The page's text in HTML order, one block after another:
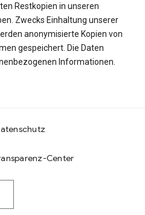
Restkopien in unseren
Zwecks Einhaltung unserer
anonymisierte Kopien von
gespeichert. Die Daten
Informationen.
Center